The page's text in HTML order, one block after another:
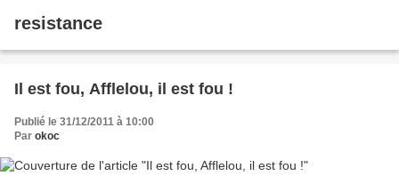
resistance
Il est fou, Afflelou, il est fou !
Publié le 31/12/2011 à 10:00
Par okoc